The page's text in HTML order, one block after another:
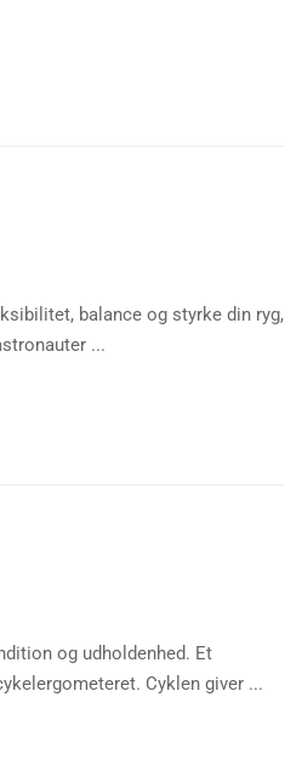
balance og styrke din ryg,
...
og udholdenhed. Et
Cyklen giver ...